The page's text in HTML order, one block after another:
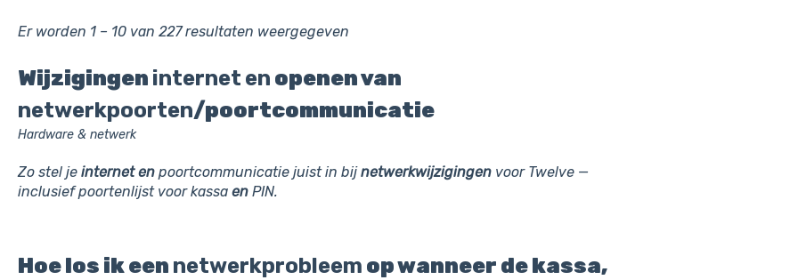
Er worden 1 – 10 van 227 resultaten weergegeven
Wijzigingen internet en openen van
netwerkpoorten/poortcommunicatie
Hardware & netwerk
Zo stel je internet enpoortcommunicatie juist in bijnetwerkwijzigingenvoor Twelve —
inclusief poortenlijst voor kassa enPIN.
Hoe los ik een netwerkprobleem op wanneer de kassa,